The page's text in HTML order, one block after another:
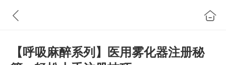
【呼吸麻醉系列】医用雾化器注册秘